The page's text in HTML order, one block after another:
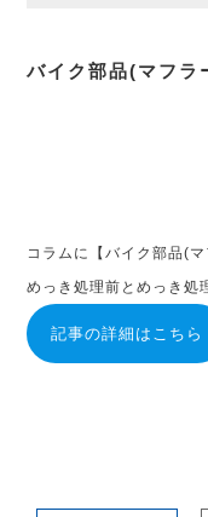
バイク部品(マフラ
コラムに【バイク部品(マ
めっき処理前とめっき処
記事の詳細はこちら